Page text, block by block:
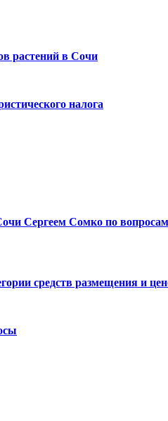
растений в Сочи
налога
Сергеем Сомко по
средств размещения и